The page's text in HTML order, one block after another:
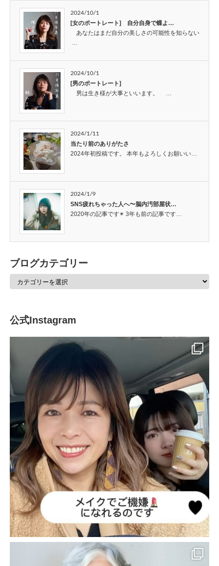
2024/10/1
[女のポートレート] 自分自身で蝶よ…
あなたはまだ自分の美しさの可能性を知らない
…
2024/10/1
[男のポートレート]
男は生き様が大事といいます。 …
2024/1/11
当たり前のありがたさ
2024年初投稿です。 本年もよろしくお願いい…
2024/1/9
SNS疲れちゃった人へ〜脳内汚部屋状…
2020年の記事です✴︎ 3年も前の記事です…
ブログカテゴリー
公式Instagram